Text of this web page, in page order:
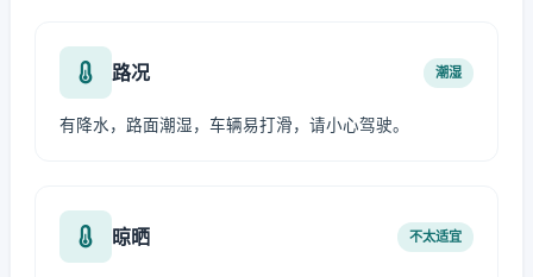
路况 潮湿
有降水，路面潮湿，车辆易打滑，请小心驾驶。
晾晒 不太适宜